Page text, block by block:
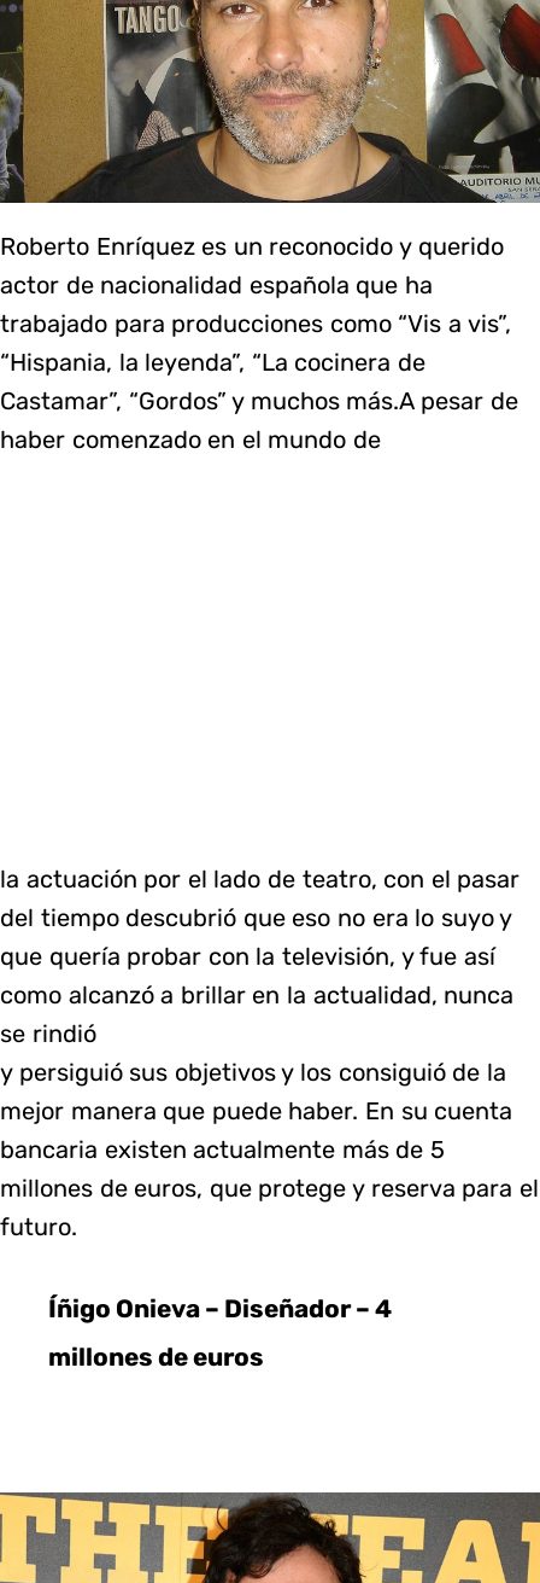
Roberto Enríquez es un reconocido y querido
actor de nacionalidad española que ha
trabajado para producciones como “Vis a vis”,
“Hispania, la leyenda”, “La cocinera de
Castamar”, “Gordos” y muchos más.A pesar de
haber comenzado en el mundo de
la actuación por el lado de teatro, con el pasar
del tiempo descubrió que eso no era lo suyo y
que quería probar con la televisión, y fue así
como alcanzó a brillar en la actualidad, nunca
se rindió
y persiguió sus objetivos y los consiguió de la
mejor manera que puede haber. En su cuenta
bancaria existen actualmente más de 5
millones de euros, que protege y reserva para el
futuro.
Íñigo Onieva – Diseñador – 4
millones de euros